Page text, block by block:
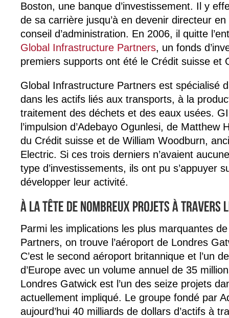
Boston, une banque d’investissement. Il y
de sa carrière jusqu’à en devenir directeur
conseil d’administration. En 2006, il quitte
Global Infrastructure Partners, un fonds
premiers supports ont été le Crédit suisse et
Global Infrastructure Partners est spécialisé
dans les actifs liés aux transports, à la
traitement des déchets et des eaux usées.
l’impulsion d’Adebayo Ogunlesi, de Matthew
du Crédit suisse et de William Woodburn,
Electric. Si ces trois derniers n’avaient
type d’investissements, ils ont pu s’appuyer
développer leur activité.
Parmi les implications les plus marquantes
Partners, on trouve l’aéroport de Londres
C’est le second aéroport britannique et l’un
d’Europe avec un volume annuel de 35
Londres Gatwick est l’un des seize projets
actuellement impliqué. Le groupe fondé par
aujourd’hui 40 milliards de dollars d’actifs à